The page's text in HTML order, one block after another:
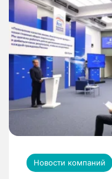
Новости компаний